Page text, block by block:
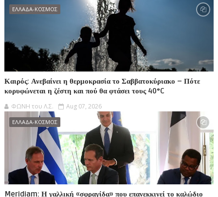
ΕΛΛΑΔΑ-ΚΟΣΜΟΣ
Καιρός: Ανεβαίνει η θερμοκρασία το Σαββατοκύριακο – Πότε
κορυφώνεται η ζέστη και πού θα φτάσει τους 40°C
ΦΩΝΗ του Λ.Σ. Aug 07, 2026
ΕΛΛΑΔΑ-ΚΟΣΜΟΣ
Meridiam: Η γαλλική «σφραγίδα» που επανεκκινεί το καλώδιο